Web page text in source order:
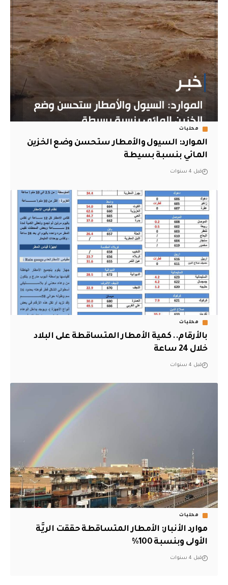
محليات
الموارد: السيول والأمطار ستحسن وضع الخزين
المائي بنسبة بسيطة
قبل 4 سنوات
محليات
بالأرقام.. كمية الأمطار المتساقطة على البلاد
خلال 24 ساعة
قبل 4 سنوات
محليات
موارد الأنبار: الأمطار المتساقطة حققت الريَّة
الأولى وبنسبة 100%‎
قبل 4 سنوات